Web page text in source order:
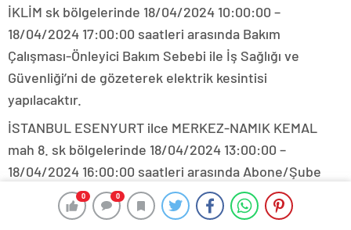
0 0
İKLİM sk bölgelerinde 18/04/2024 10:00:00 –
18/04/2024 17:00:00 saatleri arasında Bakım
Çalışması-Önleyici Bakım Sebebi ile İş Sağlığı ve
Güvenliği’ni de gözeterek elektrik kesintisi
yapılacaktır.
İSTANBUL ESENYURT ilce MERKEZ-NAMIK KEMAL
mah 8. sk bölgelerinde 18/04/2024 13:00:00 –
18/04/2024 16:00:00 saatleri arasında Abone/Şube
Bağlantısı Sebebi ile İş Sağlığı ve Güvenliği’ni de
gözeterek elektrik kesintisi yapılacaktır.
0 0